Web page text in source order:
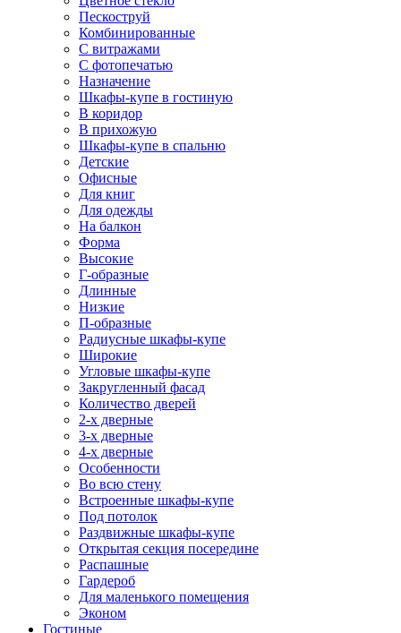
Пескоструй
Комбинированные
С витражами
С фотопечатью
Назначение
Шкафы-купе в гостиную
В коридор
В прихожую
Шкафы-купе в спальню
Детские
Офисные
Для книг
Для одежды
На балкон
Форма
Высокие
Г-образные
Длинные
Низкие
П-образные
Радиусные шкафы-купе
Широкие
Угловые шкафы-купе
Закругленный фасад
Количество дверей
2-х дверные
3-х дверные
4-х дверные
Особенности
Во всю стену
Встроенные шкафы-купе
Под потолок
Раздвижные шкафы-купе
Открытая секция посередине
Распашные
Гардероб
Для маленького помещения
Эконом
Гостиные